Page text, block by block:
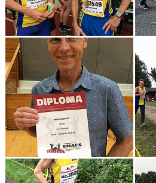
GIFT GENARPS IF TRAIL 2026
ANMÄLAN TILL LÖPGRUPPEN